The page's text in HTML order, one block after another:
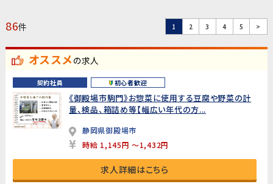
86件 1 2 3 4 5 >
オススメの求人
契約社員 初心者歓迎
《御殿場市駒門》お惣菜に使用する豆腐や野菜の計
量、検品、箱詰め等【幅広い年代の方...
静岡県御殿場市
時給 1,145円 ～1,432円
求人詳細はこちら